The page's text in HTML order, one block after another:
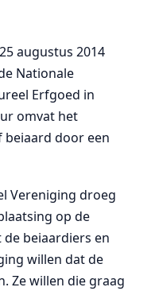
augustus 2014
Nationale
Erfgoed in
omvat het
beiaard door een
Vereniging droeg
op de
beiaardiers en
willen dat de
Ze willen die graag